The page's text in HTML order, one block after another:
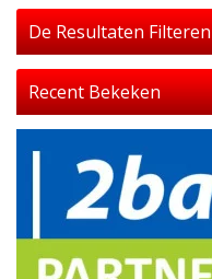
De Resultaten Filteren
Recent Bekeken